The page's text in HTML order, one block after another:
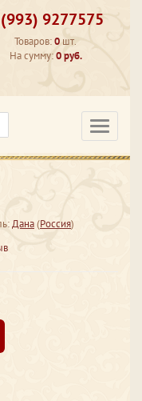
9277575
Товаров:0 шт.
На сумму:0 руб.
Дана(Россия)